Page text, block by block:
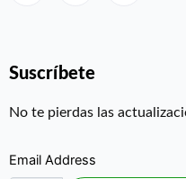
Suscríbete
No te pierdas las
Email Address